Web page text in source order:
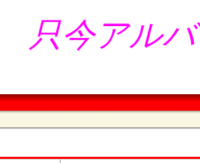
只今アル